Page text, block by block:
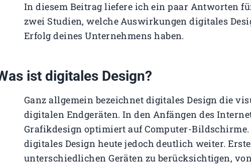
In diesem Beitrag liefere ich ein paar Antworten
zwei Studien, welche Auswirkungen digitales
Erfolg deines Unternehmens haben.
ist digitales Design?
Ganz allgemein bezeichnet digitales Design die
digitalen Endgeräten. In den Anfängen des
Grafikdesign optimiert auf Computer-
digitales Design heute jedoch deutlich weiter.
unterschiedlichen Geräten zu berücksichtigen,